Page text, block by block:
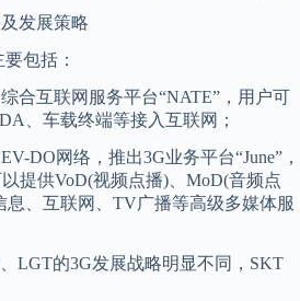
发展策略
包括：
互联网服务平台“NATE”，用户可
、车载终端等接入互联网；
网络，推出3G业务平台“June”，
提供VoD(视频点播)、MoD(音频点
息、互联网、TV广播等高级多媒体服
的3G发展战略明显不同，SKT